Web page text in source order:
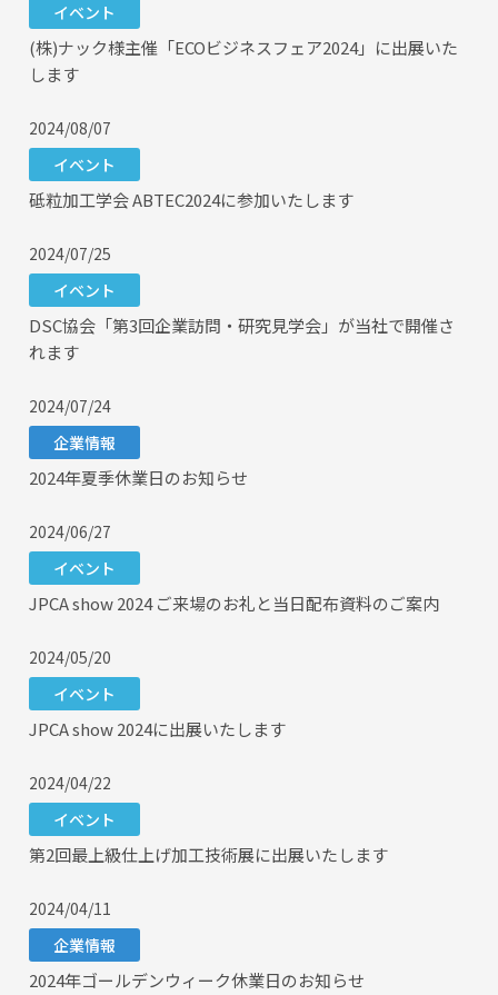
イベント
(株)ナック様主催「ECOビジネスフェア2024」に出展いた
します
2024/08/07
イベント
砥粒加工学会 ABTEC2024に参加いたします
2024/07/25
イベント
DSC協会「第3回企業訪問・研究見学会」が当社で開催さ
れます
2024/07/24
企業情報
2024年夏季休業日のお知らせ
2024/06/27
イベント
JPCA show 2024 ご来場のお礼と当日配布資料のご案内
2024/05/20
イベント
JPCA show 2024に出展いたします
2024/04/22
イベント
第2回最上級仕上げ加工技術展に出展いたします
2024/04/11
企業情報
2024年ゴールデンウィーク休業日のお知らせ